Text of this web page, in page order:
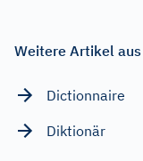
Weitere Artikel
Dictionnaire
Diktionär